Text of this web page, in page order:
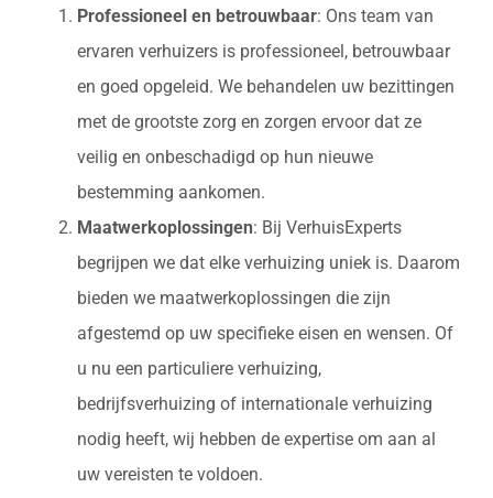
Professioneel en betrouwbaar: Ons team van
ervaren verhuizers is professioneel, betrouwbaar
en goed opgeleid. We behandelen uw bezittingen
met de grootste zorg en zorgen ervoor dat ze
veilig en onbeschadigd op hun nieuwe
bestemming aankomen.
Maatwerkoplossingen: Bij VerhuisExperts
begrijpen we dat elke verhuizing uniek is. Daarom
bieden we maatwerkoplossingen die zijn
afgestemd op uw specifieke eisen en wensen. Of
u nu een particuliere verhuizing,
bedrijfsverhuizing of internationale verhuizing
nodig heeft, wij hebben de expertise om aan al
uw vereisten te voldoen.